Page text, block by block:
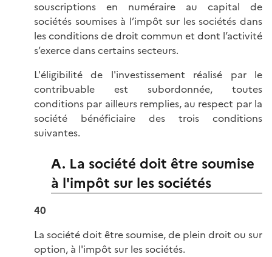
souscriptions en numéraire au capital de
sociétés soumises à l’impôt sur les sociétés dans
les conditions de droit commun et dont l’activité
s’exerce dans certains secteurs.
L'éligibilité de l'investissement réalisé par le
contribuable est subordonnée, toutes
conditions par ailleurs remplies, au respect par la
société bénéficiaire des trois conditions
suivantes.
A. La société doit être soumise
à l'impôt sur les sociétés
40
La société doit être soumise, de plein droit ou sur
option, à l'impôt sur les sociétés.